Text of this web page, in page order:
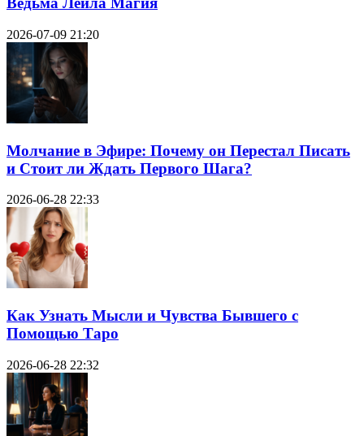
2026-07-09 21:20
Молчание в Эфире: Почему он Перестал Писать
и Стоит ли Ждать Первого Шага?
2026-06-28 22:33
Как Узнать Мысли и Чувства Бывшего с
Помощью Таро
2026-06-28 22:32